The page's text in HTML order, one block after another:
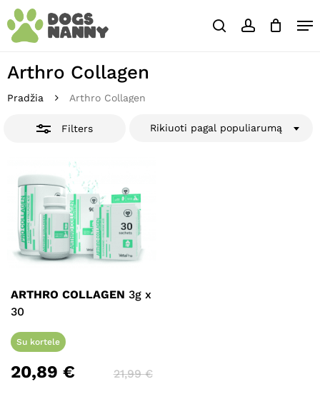
Skip
to
main
searchaccount
Krepšelis
Cart
Arthro Collagen
Pradžia Arthro Collagen
Filters Rikiuoti pagal populiarumą
Close
ARTHRO COLLAGEN 3g x
30
Su kortele
20,89 € 21,99€